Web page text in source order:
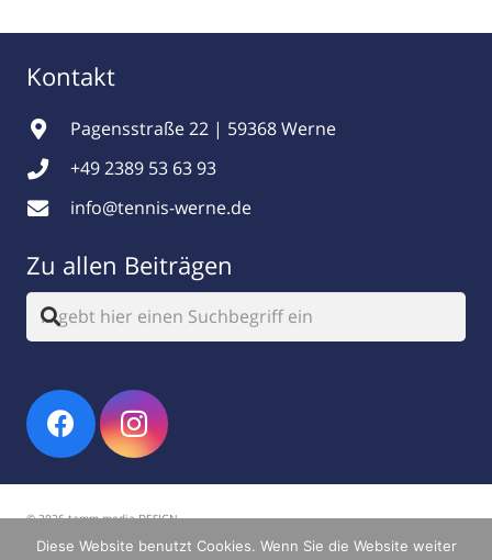
Kontakt
Pagensstraße 22 | 59368 Werne
+49 2389 53 63 93
info@tennis-werne.de
Zu allen Beiträgen
© 2026 tamm.media DESIGN
Diese Website benutzt Cookies. Wenn Sie die Website weiter